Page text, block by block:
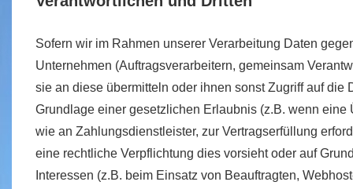
Sofern wir im Rahmen unserer Verarbeitung Daten
Unternehmen (Auftragsverarbeitern, gemeinsam
sie an diese übermitteln oder ihnen sonst Zugriff auf die
Grundlage einer gesetzlichen Erlaubnis (z.B. wenn eine
wie an Zahlungsdienstleister, zur Vertragserfüllung
eine rechtliche Verpflichtung dies vorsieht oder auf
Interessen (z.B. beim Einsatz von Beauftragten,